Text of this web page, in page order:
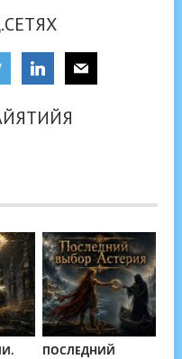
ПОСЛЕДНИЙ